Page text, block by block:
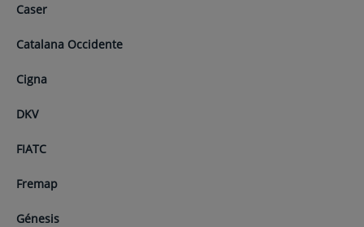
Caser
Catalana Occidente
Cigna
DKV
FIATC
Fremap
Génesis